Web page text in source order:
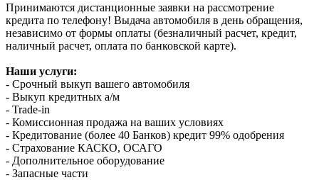
Принимаются дистанционные заявки на рассмотрение
кредита по телефону! Выдача автомобиля в день обращения,
независимо от формы оплаты (безналичный расчет, кредит,
наличный расчет, оплата по банковской карте).
Наши услуги:
- Срочный выкуп вашего автомобиля
- Выкуп кредитных а/м
- Trade-in
- Комиссионная продажа на ваших условиях
- Кредитование (более 40 Банков) кредит 99% одобрения
- Страхование КАСКО, ОСАГО
- Дополнительное оборудование
- Запасные части